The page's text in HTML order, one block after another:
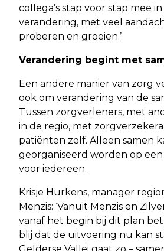
collega’s stap voor stap mee
verandering, met veel
proberen en groeien.’
Verandering begint met
Een andere manier van zorg
ook om verandering van de
Tussen zorgverleners, met
in de regio, met
patiënten zelf. Alleen samen
georganiseerd worden op
voor iedereen.
Krisje Hurkens, manager
Menzis: ‘Vanuit Menzis en
vanaf het begin bij dit plan
blij dat de uitvoering nu kan
Gelderse Vallei gaat zo –